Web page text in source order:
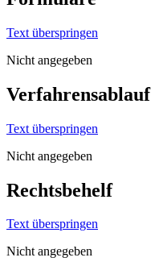
Text überspringen
Nicht angegeben
Verfahrensablauf
Text überspringen
Nicht angegeben
Rechtsbehelf
Text überspringen
Nicht angegeben